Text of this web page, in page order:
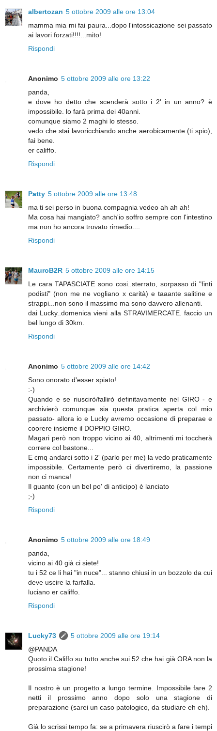
albertozan 5 ottobre 2009 alle ore 13:04
mamma mia mi fai paura...dopo l'intossicazione sei passato
ai lavori forzati!!!!...mito!
Rispondi
Anonimo 5 ottobre 2009 alle ore 13:22
panda,
e dove ho detto che scenderà sotto i 2' in un anno? è
impossibile. lo farà prima dei 40anni.
comunque siamo 2 maghi lo stesso.
vedo che stai lavoricchiando anche aerobicamente (ti spio),
fai bene.
er califfo.
Rispondi
Patty 5 ottobre 2009 alle ore 13:48
ma ti sei perso in buona compagnia vedeo ah ah ah!
Ma cosa hai mangiato? anch'io soffro sempre con l'intestino
ma non ho ancora trovato rimedio....
Rispondi
MauroB2R 5 ottobre 2009 alle ore 14:15
Le cara TAPASCIATE sono cosi..sterrato, sorpasso di "finti
podisti" (non me ne vogliano x carità) e taaante salitine e
strappi...non sono il massimo ma sono davvero allenanti.
dai Lucky..domenica vieni alla STRAVIMERCATE. faccio un
bel lungo di 30km.
Rispondi
Anonimo 5 ottobre 2009 alle ore 14:42
Sono onorato d'esser spiato!
:-)
Quando e se riuscirò/fallirò definitavamente nel GIRO - e
archivierò comunque sia questa pratica aperta col mio
passato- allora io e Lucky avremo occasione di preparae e
coorere insieme il DOPPIO GIRO.
Magari però non troppo vicino ai 40, altrimenti mi toccherà
correre col bastone...
E cmq andarci sotto i 2' (parlo per me) la vedo praticamente
impossibile. Certamente però ci divertiremo, la passione
non ci manca!
Il guanto (con un bel po' di anticipo) è lanciato
;-)
Rispondi
Anonimo 5 ottobre 2009 alle ore 18:49
panda,
vicino ai 40 già ci siete!
tu i 52 ce li hai "in nuce"... stanno chiusi in un bozzolo da cui
deve uscire la farfalla.
luciano er califfo.
Rispondi
Lucky73
5 ottobre 2009 alle ore 19:14
@PANDA
Quoto il Califfo su tutto anche sui 52 che hai già ORA non la
prossima stagione!
Il nostro è un progetto a lungo termine. Impossibile fare 2
netti il prossimo anno dopo solo una stagione di
preparazione (sarei un caso patologico, da studiare eh eh).
Già lo scrissi tempo fa: se a primavera riuscirò a fare i tempi